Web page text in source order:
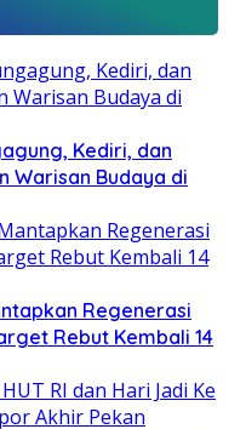
Kediri, dan
Warisan Budaya di
Regenerasi
Rebut Kembali 14